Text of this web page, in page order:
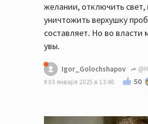
желании, отключить свет,
уничтожить верхушку
составляет. Но во власти
увы.
Igor_Golochshapov
03 января 2025 в 13:40
50